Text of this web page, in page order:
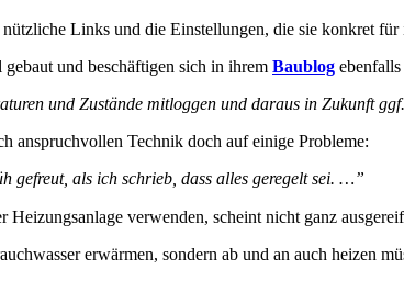
Links und die Einstellungen, die sie konkret
und beschäftigen sich in ihrem Baublog
und Zustände mitloggen und daraus in Zukunft
anspruchvollen Technik doch auf einige Probleme:
gefreut, als ich schrieb, dass alles geregelt sei. …”
Heizungsanlage verwenden, scheint nicht ganz
erwärmen, sondern ab und an auch heizen